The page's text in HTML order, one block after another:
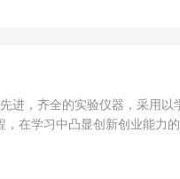
，齐全的实验仪器，采用
在学习中凸显创新创业能力